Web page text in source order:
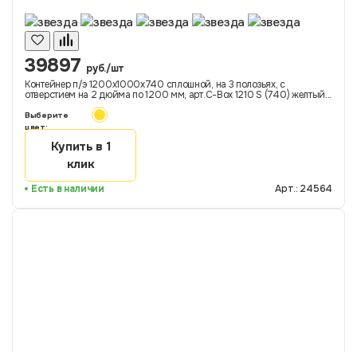
39897 руб./шт
Контейнер п/э 1200х1000х740 сплошной, на 3 полозьях, с
отверстием на 2 дюйма по 1200 мм, арт.C-Box 1210 S (740) желтый
ДП-ОС, код: 24564
Выберите
цвет:
Купить в 1
клик
Есть в наличии Арт.: 24564